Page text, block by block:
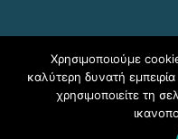
Agri-Food and Life
Χρησιμοποιούμε
καλύτερη δυνατή
χρησιμοποιείτε τη